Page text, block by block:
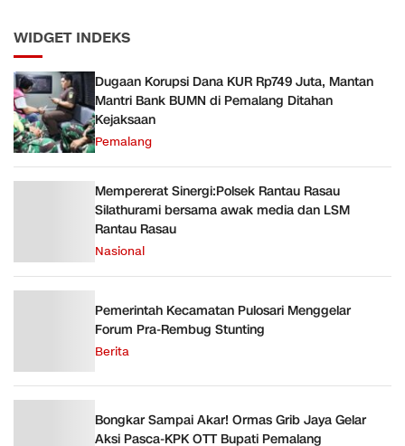
WIDGET INDEKS
Dugaan Korupsi Dana KUR Rp749 Juta, Mantan
Mantri Bank BUMN di Pemalang Ditahan
Kejaksaan
Pemalang
Mempererat Sinergi:Polsek Rantau Rasau
Silathurami bersama awak media dan LSM
Rantau Rasau
Nasional
Pemerintah Kecamatan Pulosari Menggelar
Forum Pra-Rembug Stunting
Berita
Bongkar Sampai Akar! Ormas Grib Jaya Gelar
Aksi Pasca-KPK OTT Bupati Pemalang